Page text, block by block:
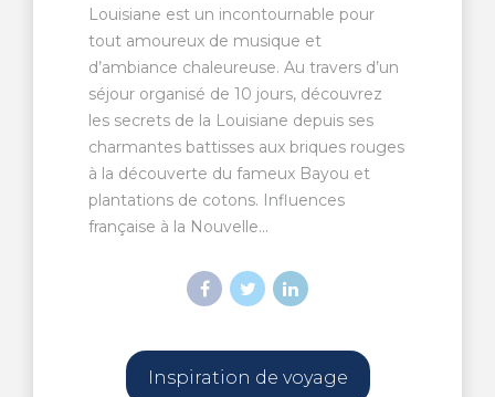
Louisiane est un incontournable pour
tout amoureux de musique et
d’ambiance chaleureuse. Au travers d’un
séjour organisé de 10 jours, découvrez
les secrets de la Louisiane depuis ses
charmantes battisses aux briques rouges
à la découverte du fameux Bayou et
plantations de cotons. Influences
française à la Nouvelle...
Inspiration de voyage